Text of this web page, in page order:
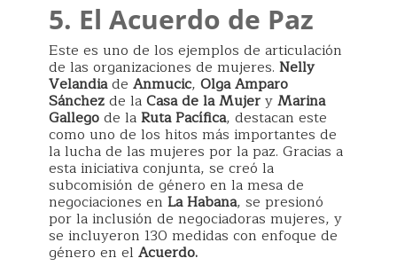
5. El Acuerdo de Paz
Este es uno de los ejemplos de articulación
de las organizaciones de mujeres. Nelly
Velandiade Anmucic, Olga Amparo
Sánchezde laCasa de la MujeryMarina
Gallegode laRuta Pacífica, destacan este
como uno de los hitos más importantes de
la lucha de las mujeres por la paz. Gracias a
esta iniciativa conjunta, se creó la
subcomisión de género en la mesa de
negociaciones en La Habana, se presionó
por la inclusión de negociadoras mujeres, y
se incluyeron 130 medidas con enfoque de
género en el Acuerdo.